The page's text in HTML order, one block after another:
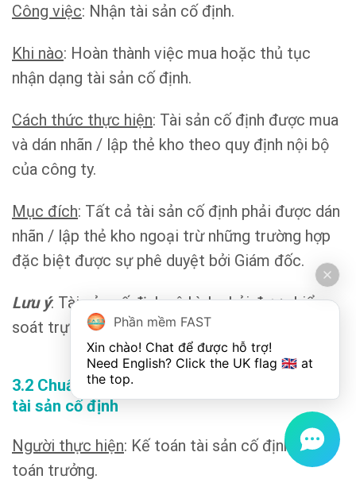
Công việc: Nhận tài sản cố định.
Khi nào: Hoàn thành việc mua hoặc thủ tục
nhận dạng tài sản cố định.
Cách thức thực hiện: Tài sản cố định được mua
và dán nhãn / lập thẻ kho theo quy định nội bộ
của công ty.
Mục đích: Tất cả tài sản cố định phải được dán
nhãn / lập thẻ kho ngoại trừ những trường hợp
đặc biệt được sự phê duyệt bởi Giám đốc.
Lưu ý: Tài sản cố định vô hình phải được kiểm
soát trực tiếp bởi bộ phận kế toán.
3.2 Chuẩn bị những tài liệu cho việc kiểm kê
tài sản cố định
Người thực hiện: Kế toán tài sản cố định và Kế
toán trưởng.
Phần mềm FAST
Xin chào! Chat để được hỗ trợ!
Need English? Click the UK flag 🇬🇧 at
the top.